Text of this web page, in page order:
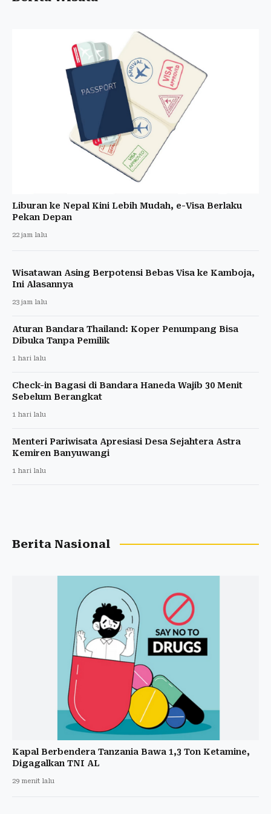
Liburan ke Nepal Kini Lebih Mudah, e-Visa Berlaku
Pekan Depan
22 jam lalu
Wisatawan Asing Berpotensi Bebas Visa ke Kamboja,
Ini Alasannya
23 jam lalu
Aturan Bandara Thailand: Koper Penumpang Bisa
Dibuka Tanpa Pemilik
1 hari lalu
Check-in Bagasi di Bandara Haneda Wajib 30 Menit
Sebelum Berangkat
1 hari lalu
Menteri Pariwisata Apresiasi Desa Sejahtera Astra
Kemiren Banyuwangi
1 hari lalu
Berita Nasional
Kapal Berbendera Tanzania Bawa 1,3 Ton Ketamine,
Digagalkan TNI AL
29 menit lalu